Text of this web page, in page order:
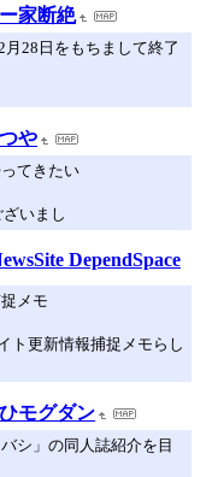
家断絶
月28日をもちまして終了
や
てきたい
いまし
DependSpace
メモ
ト更新情報捕捉メモらし
モグダン
シ」の同人誌紹介を目